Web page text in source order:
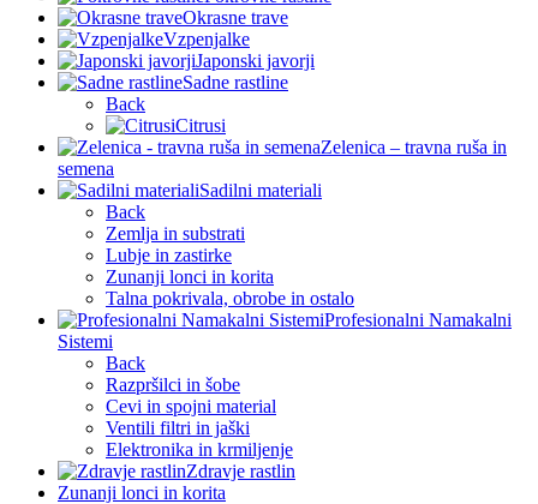
Okrasne trave
Vzpenjalke
Japonski javorji
Sadne rastline
Back
Citrusi
Zelenica – travna ruša in
semena
Sadilni materiali
Back
Zemlja in substrati
Lubje in zastirke
Zunanji lonci in korita
Talna pokrivala, obrobe in ostalo
Profesionalni Namakalni
Sistemi
Back
Razpršilci in šobe
Cevi in spojni material
Ventili filtri in jaški
Elektronika in krmiljenje
Zdravje rastlin
Zunanji lonci in korita